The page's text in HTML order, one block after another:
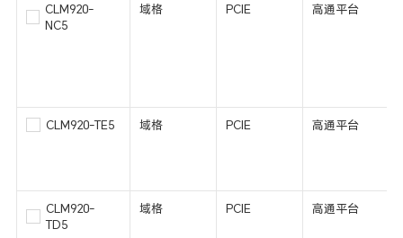
CLM920-
NC5
域格 PCIE 高通平台
CLM920-TE5 域格 PCIE 高通平台
CLM920-
TD5
域格 PCIE 高通平台